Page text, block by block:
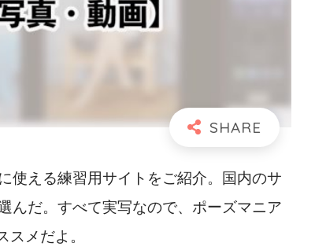
使える練習用サイトをご紹介。国内のサ
んだ。すべて実写なので、ポーズマニア
メだよ。